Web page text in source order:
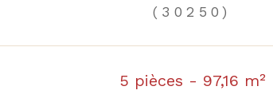
(30250)
5 pièces - 97,16 m²